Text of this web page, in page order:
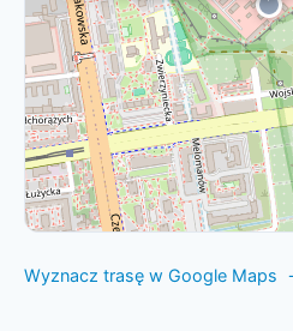
Wyznacz trasę w Google Maps